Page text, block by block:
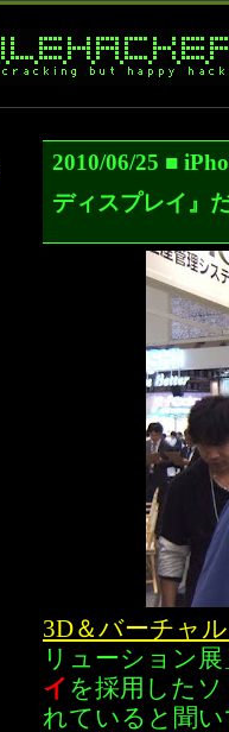
2010/06/25 ■
ディスプレイ
3D＆バーチャ
リューション
イ を採用した
れていると聞